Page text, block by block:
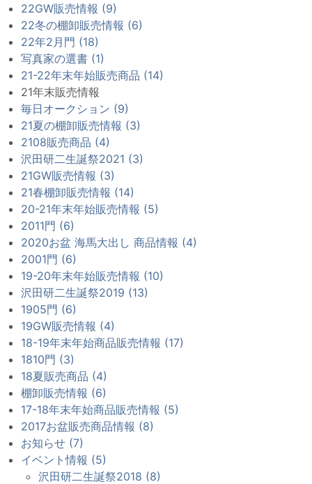
22GW販売情報 (9)
22冬の棚卸販売情報 (6)
22年2月門 (18)
写真家の選書 (1)
21-22年末年始販売商品 (14)
21年末販売情報
毎日オークション (9)
21夏の棚卸販売情報 (3)
2108販売商品 (4)
沢田研二生誕祭2021 (3)
21GW販売情報 (3)
21春棚卸販売情報 (14)
20-21年末年始販売情報 (5)
2011門 (6)
2020お盆 海馬大出し 商品情報 (4)
2001門 (6)
19-20年末年始販売情報 (10)
沢田研二生誕祭2019 (13)
1905門 (6)
19GW販売情報 (4)
18-19年末年始商品販売情報 (17)
1810門 (3)
18夏販売商品 (4)
棚卸販売情報 (6)
17-18年末年始商品販売情報 (5)
2017お盆販売商品情報 (8)
お知らせ (7)
イベント情報 (5)
沢田研二生誕祭2018 (8)